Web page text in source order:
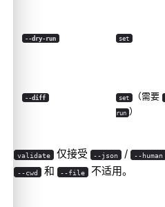
--dry-run set
--diff set （需要
run ）
validate 仅接受 --json / --human
--cwd 和 --file 不适用。